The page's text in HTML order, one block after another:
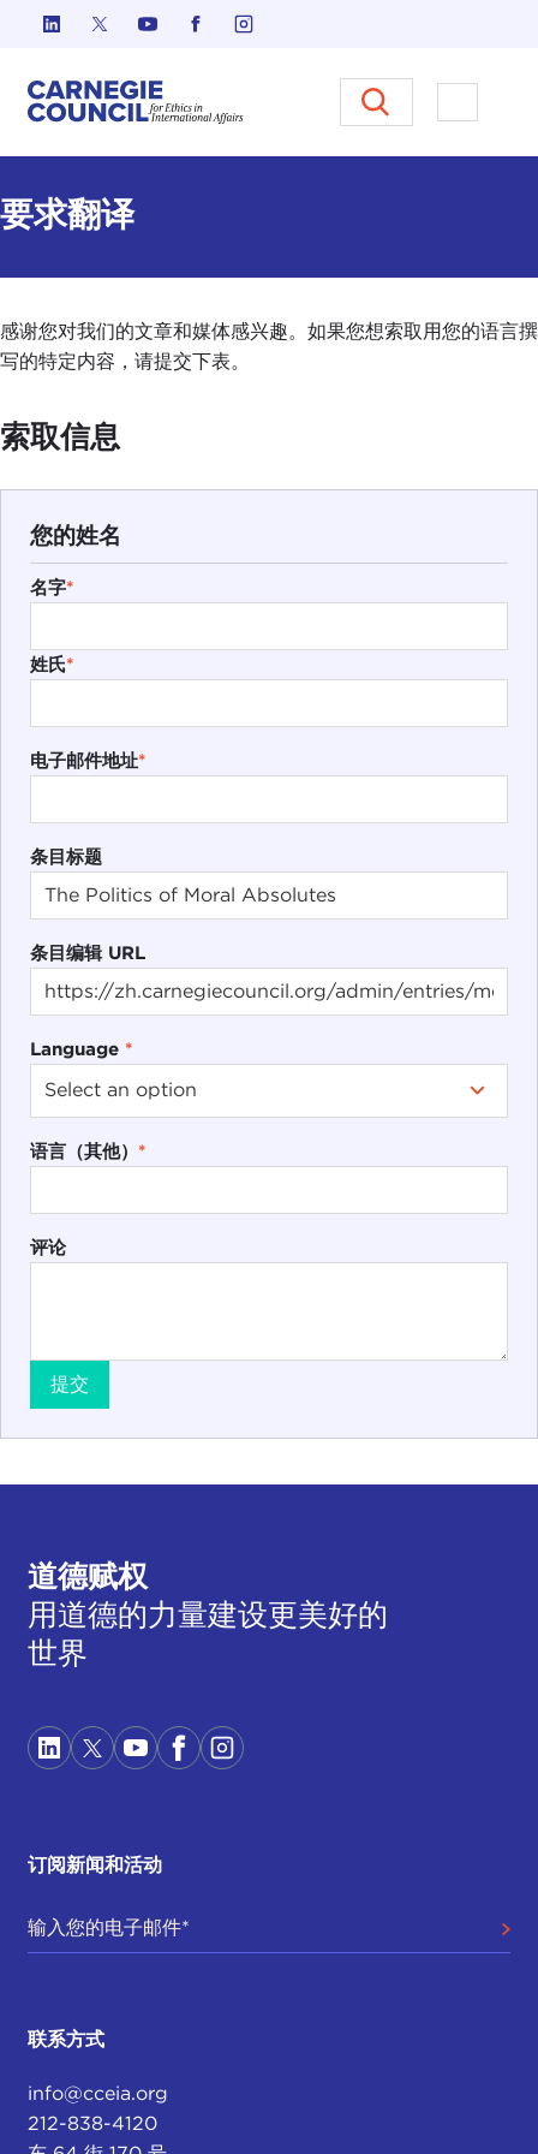
跳至内容
Carnegie Council 国际事务中的
打开菜单
要求翻译
感谢您对我们的文章和媒体感兴趣。如果您想索取用您的语言撰
写的特定内容，请提交下表。
索取信息
您的姓名
名字*
姓氏*
电子邮件地址*
条目标题
条目编辑 URL
Language *
语言（其他） *
评论
提交
道德赋权
用道德的力量建设更美好的
世界
订阅新闻和活动
联系方式
info@cceia.org
212-838-4120